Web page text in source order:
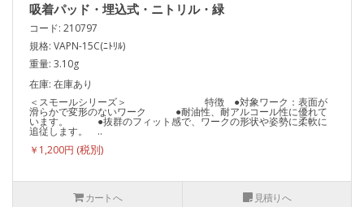
吸着パッド・埋込式・ニトリル・緑
コード: 210797
規格: VAPN-15C(ﾆﾄﾘﾙ)
重量: 3.10g
在庫: 在庫あり
＜スモールシリーズ＞ 特徴 ●対象ワーク：表面が
滑らかで変形のないワーク ●耐油性、耐アルコール性に優れて
います。 ●抜群のフィット感で、ワークの形状や姿勢に柔軟に
追従します。 ..
￥1,200円
カートへ 見積りへ